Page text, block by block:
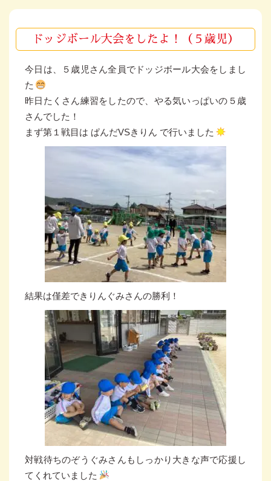
ドッジボール大会をしたよ！（５歳児）
今日は、５歳児さん全員でドッジボール大会をしまし
た
昨日たくさん練習をしたので、やる気いっぱいの５歳
さんでした！
まず第１戦目は ぱんだVSきりん で行いました
結果は僅差できりんぐみさんの勝利！
対戦待ちのぞうぐみさんもしっかり大きな声で応援し
てくれていました